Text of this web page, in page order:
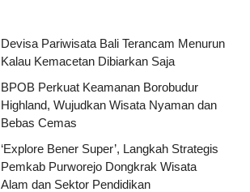
Devisa Pariwisata Bali Terancam Menurun
Kalau Kemacetan Dibiarkan Saja
BPOB Perkuat Keamanan Borobudur
Highland, Wujudkan Wisata Nyaman dan
Bebas Cemas
‘Explore Bener Super’, Langkah Strategis
Pemkab Purworejo Dongkrak Wisata
Alam dan Sektor Pendidikan